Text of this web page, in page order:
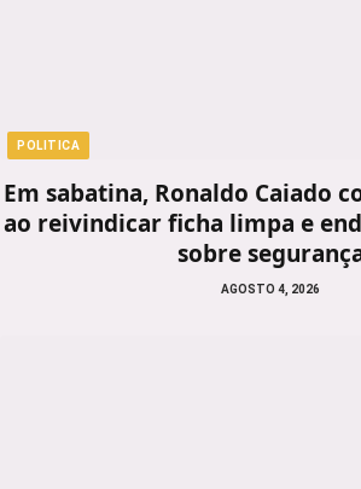
POLITICA
Em sabatina, Ronaldo Caiado
ao reivindicar ficha limpa e
sobre
AGOSTO 4, 2026